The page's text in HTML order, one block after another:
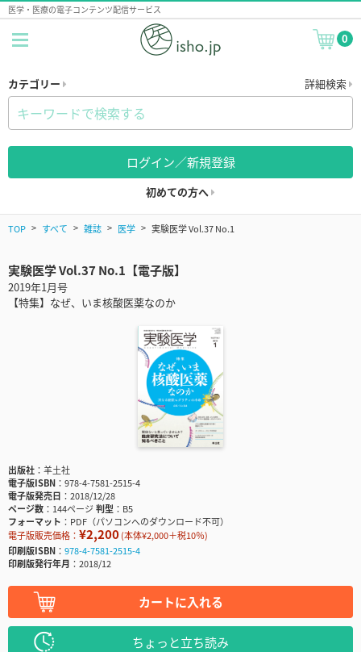
医学・医療の電子コンテンツ配信サービス
0
カテゴリー 詳細検索
ログイン／新規登録
初めての方へ
TOP すべて 雑誌 医学 実験医学 Vol.37 No.1
実験医学 Vol.37 No.1【電子版】
2019年1月号
【特集】なぜ、いま核酸医薬なのか
出版社
羊土社
電子版ISBN
978-4-7581-2515-4
電子版発売日
2018/12/28
ページ数
144ページ判型
B5
フォーマット
PDF（パソコンへのダウンロード不可）
電子版販売価格： ¥2,200(本体¥2,000＋税10％)
印刷版ISBN
978-4-7581-2515-4
印刷版発行年月
2018/12
カートに入れる
ちょっと立ち読み